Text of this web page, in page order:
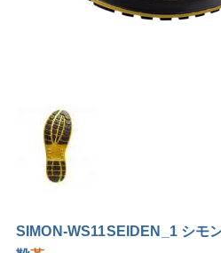
SIMON-WS11SEIDEN_1 シ